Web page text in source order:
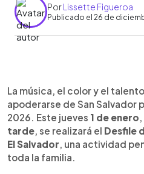
PorLissette Figueroa
Publicado el 26 de
► Escuchar artículo
El Desfile de Año Nuevo
realizará el 1 de enero de
Salvador del Mundo hasta
Más de mil jóvenes
color las calles para dar la
año.
La música, el color y el
apoderarse de San Salvador
2026. Este jueves 1 de enero
tarde, se realizará el Desfile
El Salvador, una actividad
toda la familia.